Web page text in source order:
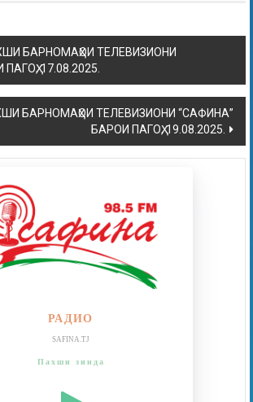
БАРНОМАҲОИ ТЕЛЕВИЗИОНИ
17.08.2025.
БАРНОМАҲОИ ТЕЛЕВИЗИОНИ “САФИНА”
БАРОИ ПАГОҲ, 19.08.2025.
РАДИО
SAFINA.TJ
Пахши зинда